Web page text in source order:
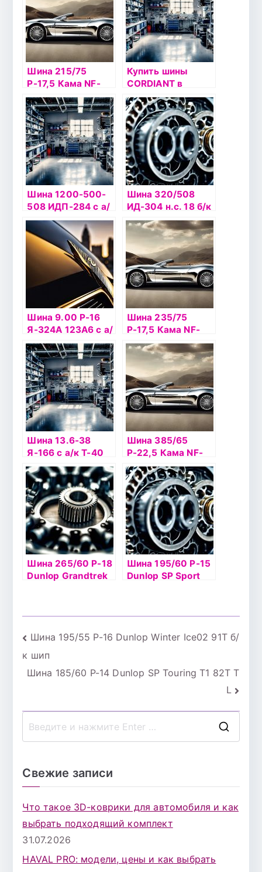
Шина 215/75
Р-17,5 Кама NF-
202 б/к НкШз
Купить шины
CORDIANT в
Златоусте
Шина 1200-500-
508 ИДП-284 с а/
к НКШЗ
Шина 320/508
ИД-304 н.с. 18 б/к
Шина 9.00 Р-16
Я-324А 123А6 с а/
к
Шина 235/75
Р-17,5 Кама NF-
202 б/к
Шина 13.6-38
Я-166 с а/к Т-40
Шина 385/65
Р-22,5 Кама NF-
202
Шина 265/60 Р-18
Dunlop Grandtrek
Шина 195/60 Р-15
Dunlop SP Sport
Навигация
по
Шина 195/55 Р-16 Dunlop Winter Ice02 91T б/
к шип
Шина 185/60 Р-14 Dunlop SP Touring T1 82T T
L
Свежие записи
Что такое 3D-коврики для автомобиля и как
выбрать подходящий комплект
31.07.2026
HAVAL PRO: модели, цены и как выбрать